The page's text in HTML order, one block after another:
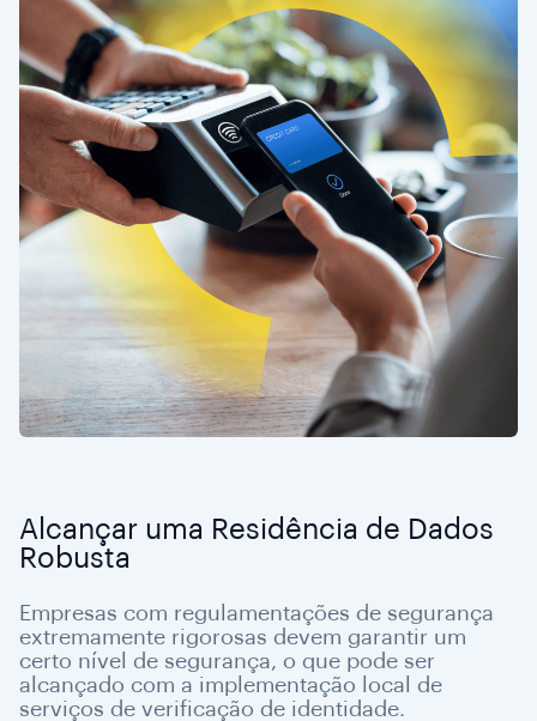
Alcançar uma Residência de Dados
Robusta
Empresas com regulamentações de segurança
extremamente rigorosas devem garantir um
certo nível de segurança, o que pode ser
alcançado com a implementação local de
serviços de verificação de identidade.